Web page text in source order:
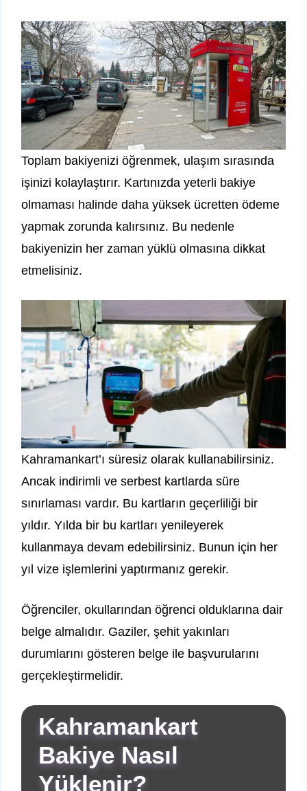
Toplam bakiyenizi öğrenmek, ulaşım sırasında
işinizi kolaylaştırır. Kartınızda yeterli bakiye
olmaması halinde daha yüksek ücretten ödeme
yapmak zorunda kalırsınız. Bu nedenle
bakiyenizin her zaman yüklü olmasına dikkat
etmelisiniz.
Kahramankart’ı süresiz olarak kullanabilirsiniz.
Ancak indirimli ve serbest kartlarda süre
sınırlaması vardır. Bu kartların geçerliliği bir
yıldır. Yılda bir bu kartları yenileyerek
kullanmaya devam edebilirsiniz. Bunun için her
yıl vize işlemlerini yaptırmanız gerekir.
Öğrenciler, okullarından öğrenci olduklarına dair
belge almalıdır. Gaziler, şehit yakınları
durumlarını gösteren belge ile başvurularını
gerçekleştirmelidir.
Kahramankart
Bakiye Nasıl
Yüklenir?